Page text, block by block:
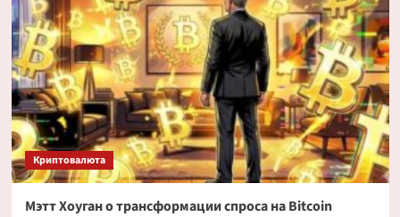
за
ночь
3
июля
2026
года
Криптовалюта
Мэтт Хоуган о трансформации спроса на Bitcoin